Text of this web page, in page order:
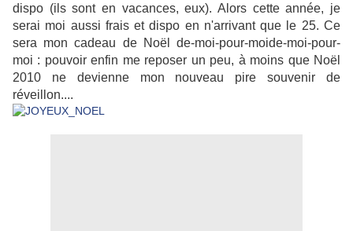
dispo (ils sont en vacances, eux). Alors cette année, je
serai moi aussi frais et dispo en n'arrivant que le 25. Ce
sera mon cadeau de Noël de-moi-pour-moide-moi-pour-
moi : pouvoir enfin me reposer un peu, à moins que Noël
2010 ne devienne mon nouveau pire souvenir de
réveillon....